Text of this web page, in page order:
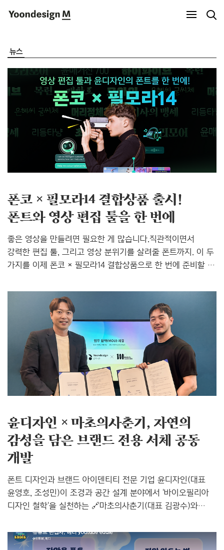
Yoondesign M
뉴스
폰코 × 필모라14 결합상품 출시!
폰트와 영상 편집 툴을 한 번에
좋은 영상을 만들려면 필요한 게 많습니다.직관적이면서
강력한 편집 툴, 그리고 영상 분위기를 살려줄 폰트까지. 이 두
가지를 이제 폰코 × 필모라14 결합상품으로 한 번에 준비할 수
합리적으로 시작해보세요! ✨ 폰트는 ‘윤콜렉션 Bold’로 영상
속 메시지를 돋보이게 만드는 건 폰트입니다. 윤콜렉션 Bold는
약 600종의 윤디자인 유료 폰트를 제공하고, 신규 폰트도 자동
업데이트되어 추가 비용 없이 사용할 수 있습니다. 상업적
사용이 가능한 ‘모든 라이선스’라 저작권 걱정 없이 개인
프로젝트부터 상업 영상까지 자유롭게 활용할 수 있습니다.
👉 윤콜렉션 Bold 자세히 보기👉 자막용 윤디자인 폰트 추천
🎬 영상 편집은 ‘필모라14’로 누구..
윤디자인 × 마초의사춘기, 자연의
감성을 담은 브랜드 전용 서체 공동
개발
폰트 디자인과 브랜드 아이덴티티 전문 기업 윤디자인(대표
윤영호, 조성민)이 조경과 공간 설계 분야에서 '바이오필리아
디자인 철학'을 실천하는 🔗마초의사춘기(대표 김광수)와
체결했습니다. 이번 협업은 마초의사춘기가 지향하는 '자연
기반의 경험 디자인' 철학을 글자로 시각화하기 위한